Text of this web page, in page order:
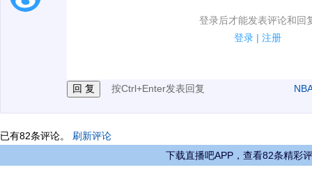
登录后才能发表评论和回
登录 | 注册
1.电脑端新用户可以发表评论了！
按Ctrl+Enter发表回复
已有82条评论。 刷新评论
下载直播吧APP，查看82条精彩